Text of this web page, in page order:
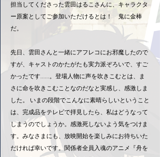
担当してくださった雲田はるこさんに、キャラクタ
ー原案としてご参加いただけるとは！ 鬼に金棒
だ。
先日、雲田さんと一緒にアフレコにお邪魔したので
すが、キャストのかたがたも実力派ぞろいで、すご
かったです......。登場人物に声を吹きこむとは、ま
さに命を吹きこむことなのだなと実感し、感激しま
した。 いまの段階でこんなに素晴らしいということ
は、完成品をテレビで拝見したら、私はどうなって
しまうのでしょうか。感激死しないよう気をつけま
す。みなさまにも、放映開始を楽しみにお待ちいた
だければ幸いです。関係者全員入魂のアニメ『舟を